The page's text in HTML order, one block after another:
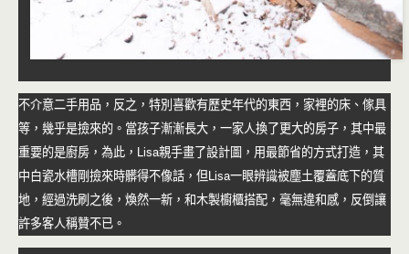
不介意二手用品，反之，特別喜歡有歷史年代的東西，家裡的床、傢具
等，幾乎是撿來的。當孩子漸漸長大，一家人換了更大的房子，其中最
重要的是廚房，為此，Lisa親手畫了設計圖，用最節省的方式打造，其
中白瓷水槽剛撿來時髒得不像話，但Lisa一眼辨識被塵土覆蓋底下的質
地，經過洗刷之後，煥然一新，和木製櫥櫃搭配，毫無違和感，反倒讓
許多客人稱贊不已。